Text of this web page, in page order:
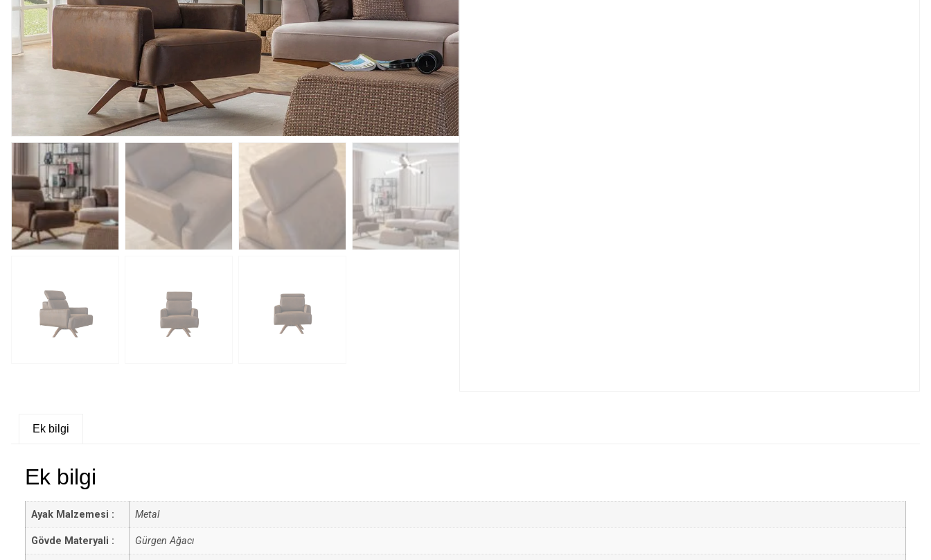
Ek bilgi
Ek bilgi
Ayak Malzemesi : Metal
Gövde Materyali : Gürgen Ağacı